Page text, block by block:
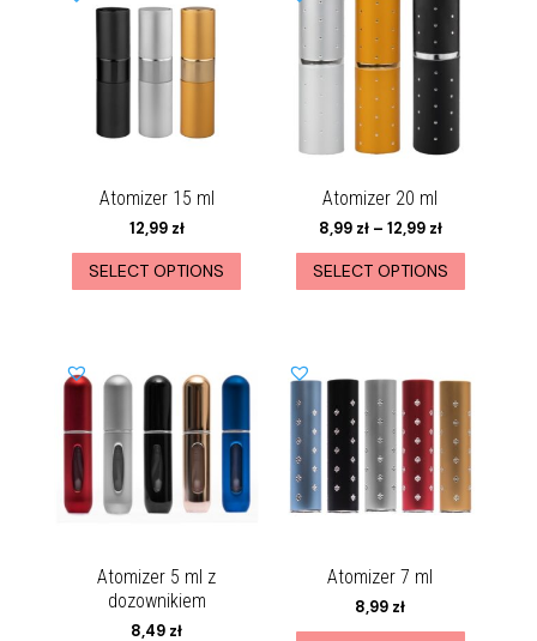
Atomizer 15 ml
12,99 zł
SELECT OPTIONS
Atomizer 20 ml
8,99 zł– 12,99 zł
SELECT OPTIONS
Atomizer 5 ml z
dozownikiem
8,49 zł
Atomizer 7 ml
8,99 zł